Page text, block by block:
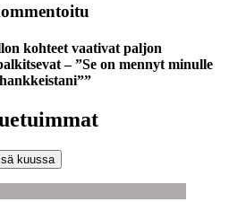
kohteet vaativat paljon
– ”Se on mennyt minulle
kuussa